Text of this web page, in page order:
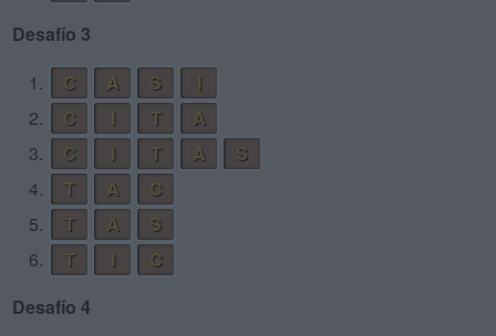
Desafío 3
1.
C A S
2.
C T
A
3.
C T A
S
4.
T A
C
5.
T A
S
6.
T
C
Desafío 4